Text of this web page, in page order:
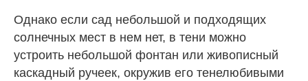
Однако если сад небольшой и подходящих
солнечных мест в нем нет, в тени можно
устроить небольшой фонтан или живописный
каскадный ручеек, окружив его тенелюбивыми